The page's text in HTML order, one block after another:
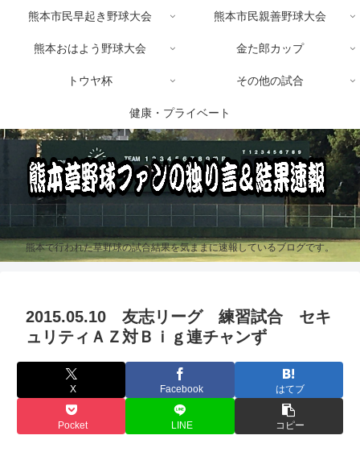
熊本で行われた草野球の試合結果を気ままに速報しているブログです。
熊本市民早起き野球大会 熊本市民親善野球大会
熊本おはよう野球大会 金た郎カップ
トウヤ杯 その他の試合
健康・プライベート
2015.05.10 友志リーグ 練習試合 セキ
ュリティＡＺ対Ｂｉｇ連チャンず
X Facebook はてブ
Pocket LINE コピー